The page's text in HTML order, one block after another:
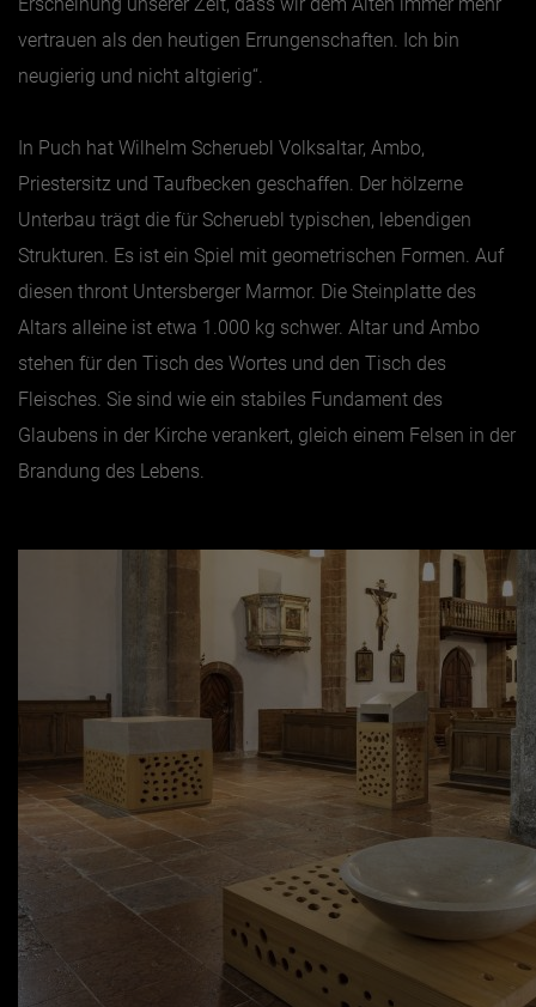
vertrauen als den heutigen Errungenschaften. Ich bin
neugierig und nicht altgierig“.
In Puch hat Wilhelm Scheruebl Volksaltar, Ambo,
Priestersitz und Taufbecken geschaffen. Der hölzerne
Unterbau trägt die für Scheruebl typischen, lebendigen
Strukturen. Es ist ein Spiel mit geometrischen Formen. Auf
diesen thront Untersberger Marmor. Die Steinplatte des
Altars alleine ist etwa 1.000 kg schwer. Altar und Ambo
stehen für den Tisch des Wortes und den Tisch des
Fleisches. Sie sind wie ein stabiles Fundament des
Glaubens in der Kirche verankert, gleich einem Felsen in der
Brandung des Lebens.